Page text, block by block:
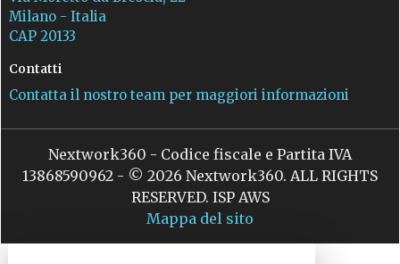
Milano - Italia
CAP 20133
Contatti
Contatta il nostro team per maggiori informazioni
Nextwork360 - Codice fiscale e Partita IVA
13868590962 - © 2026 Nextwork360. ALL RIGHTS
RESERVED. ISP AWS
Mappa del sito